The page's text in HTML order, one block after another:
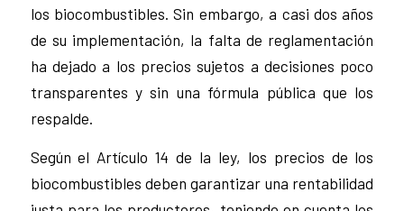
los biocombustibles. Sin embargo, a casi dos años
de su implementación, la falta de reglamentación
ha dejado a los precios sujetos a decisiones poco
transparentes y sin una fórmula pública que los
respalde.
Según el Artículo 14 de la ley, los precios de los
biocombustibles deben garantizar una rentabilidad